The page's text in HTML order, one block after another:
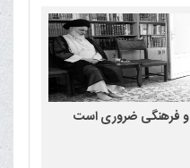
و فرهنگی ضروری است